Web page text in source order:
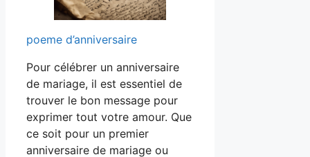
poeme d’anniversaire
Pour célébrer un anniversaire
de mariage, il est essentiel de
trouver le bon message pour
exprimer tout votre amour. Que
ce soit pour un premier
anniversaire de mariage ou